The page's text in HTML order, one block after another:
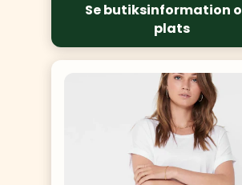
Se butiksinformation
plats